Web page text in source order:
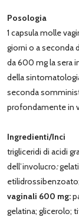
Posologia
1 capsula molle
giorni o a seconda
da 600 mg la sera
della
seconda
profondamente in
Ingredienti/Inci
trigliceridi di acidi
dell’involucro:
vaginali 600 mg:
gelatina; glicerolo;